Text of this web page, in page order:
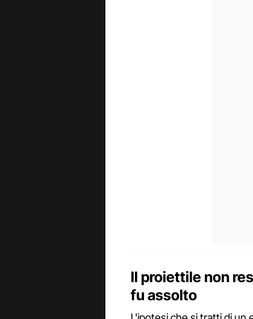
Il proiettile non
fu assolto